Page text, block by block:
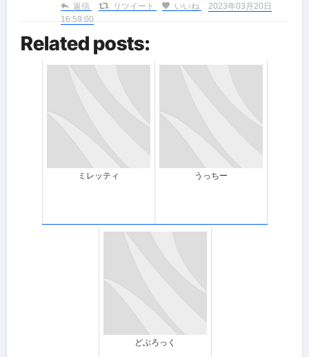
返信 リツイート いいね
2023年03月20日
16:59:00
Related posts:
ミレッティ うっちー
どぶろっく